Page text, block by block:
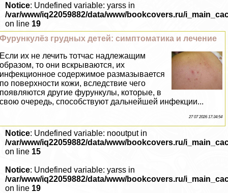
Notice: Undefined variable: yarss in
/var/www/iq22059882/data/www/bookcovers.ru/
on line 19
Фурункулёз грудных детей: симптоматика и лечение
Если их не лечить тотчас надлежащим
образом, то они вскрываются, их
инфекционное содержимое размазывается
по поверхности кожи, вследствие чего
появляются другие фурункулы, которые, в
свою очередь, способствуют дальнейшей инфекции...
27 07 2026 17:34:54
Notice: Undefined variable: nooutput in
/var/www/iq22059882/data/www/bookcovers.ru/
on line 15
Notice: Undefined variable: yarss in
/var/www/iq22059882/data/www/bookcovers.ru/
on line 19